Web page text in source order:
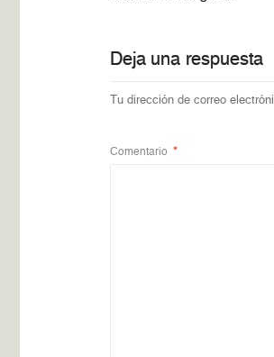
Deja una respuesta
Tu dirección de correo
Comentario *